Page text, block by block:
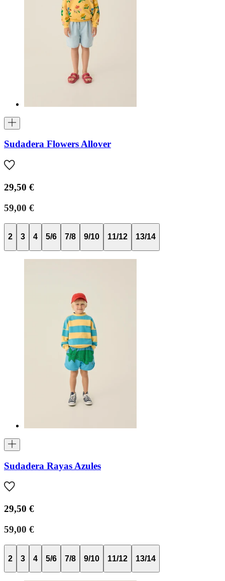
Sudadera Flowers Allover
29,50 €
59,00 €
2 3 4 5/6 7/8 9/10 11/12 13/14
Sudadera Rayas Azules
29,50 €
59,00 €
2 3 4 5/6 7/8 9/10 11/12 13/14